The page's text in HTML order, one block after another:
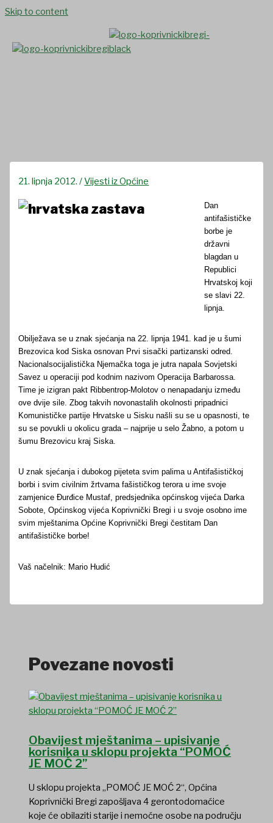
Skip to content
21. lipnja 2012./Vijesti iz Općine
Dan
antifašističke
borbe je
državni
blagdan u
Republici
Hrvatskoj koji
se slavi 22.
lipnja.
Obilježava se u znak sjećanja na 22. lipnja 1941. kad je u šumi
Brezovica kod Siska osnovan Prvi sisački partizanski odred.
Nacionalsocijalistička Njemačka toga je jutra napala Sovjetski
Savez u operaciji pod kodnim nazivom Operacija Barbarossa.
Time je izigran pakt Ribbentrop-Molotov o nenapadanju između
ove dvije sile. Zbog takvih novonastalih okolnosti pripadnici
Komunističke partije Hrvatske u Sisku našli su se u opasnosti, te
su se povukli u okolicu grada – najprije u selo Žabno, a potom u
šumu Brezovicu kraj Siska.
U znak sjećanja i dubokog pijeteta svim palima u Antifašističkoj
borbi i svim civilnim žrtvama fašističkog terora u ime svoje
zamjenice Đurđice Mustaf, predsjednika općinskog vijeća Darka
Sobote, Općinskog vijeća Koprivnički Bregi i u svoje osobno ime
svim mještanima Općine Koprivnički Bregi čestitam Dan
antifašističke borbe!
Vaš načelnik: Mario Hudić
Povezane novosti
Obavijest mještanima – upisivanje
korisnika u sklopu projekta “POMOĆ
JE MOĆ 2”
U sklopu projekta „POMOĆ JE MOĆ 2“, Općina
Koprivnički Bregi zapošljava 4 gerontodomaćice
koje će obilaziti starije i nemoćne osobe na području